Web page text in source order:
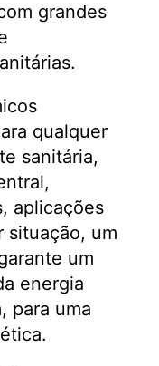
grandes
qualquer
sanitária,
aplicações
situação, um
um
energia
para uma